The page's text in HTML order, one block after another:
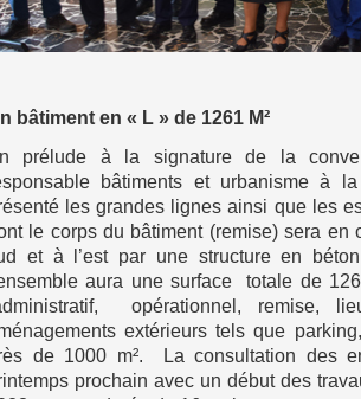
bâtiment en « L » de 1261 M²
prélude à la signature de la
bâtiments et urbanisme à
les grandes lignes ainsi que les
le corps du bâtiment (remise) sera en
et à l’est par une structure en
aura une surface totale de
opérationnel, remise,
extérieurs tels que
de 1000 m². La consultation des
prochain avec un début des